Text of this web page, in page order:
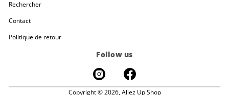
Rechercher
Contact
Politique de retour
Follow us
Copyright © 2026,Allez Up Shop